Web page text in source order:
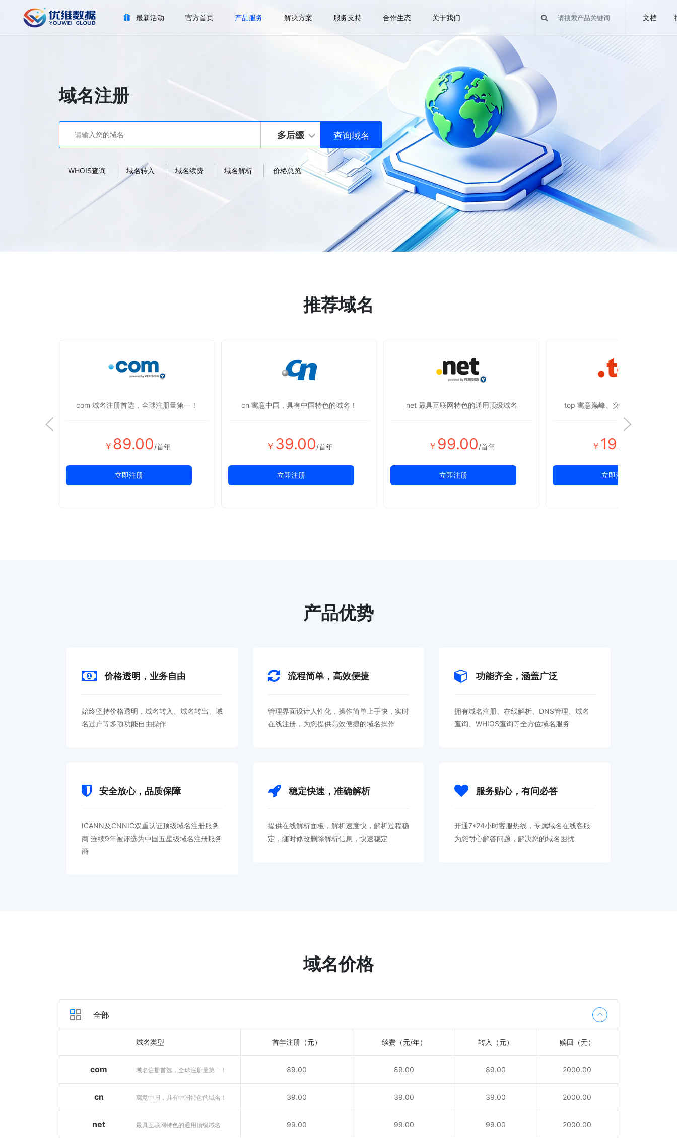
最新活动 官方首页 产品服务 解决方案 服务支持 合作生态 关于我们 文档
域名注册
多后缀
WHOIS查询 域名转入 域名续费 域名解析 价格总览
推荐域名
com 域名注册首选，全球注册量第一！
￥ 89.00/首年
立即注册
cn 寓意中国，具有中国特色的域名！
￥ 39.00/首年
立即注册
net 最具互联网特色的通用顶级域名
￥ 99.00/首年
立即注册
top 寓意巅峰、突破，彰显蒸蒸日
￥ 19.00
立即注册
产品优势
价格透明，业务自由
始终坚持价格透明，域名转入、域名转出、域
名过户等多项功能自由操作
流程简单，高效便捷
管理界面设计人性化，操作简单上手快，实时
在线注册，为您提供高效便捷的域名操作
功能齐全，涵盖广泛
拥有域名注册、在线解析、DNS管理、域名
查询、WHIOS查询等全方位域名服务
安全放心，品质保障
ICANN及CNNIC双重认证顶级域名注册服务
商 连续9年被评选为中国五星级域名注册服务
商
稳定快速，准确解析
提供在线解析面板，解析速度快，解析过程稳
定，随时修改删除解析信息，快速稳定
服务贴心，有问必答
开通7*24小时客服热线，专属域名在线客服
为您耐心解答问题，解决您的域名困扰
域名价格
全部
域名类型 首年注册（元） 续费（元/年） 转入（元） 赎回（元）
com 域名注册首选，全球注册量第一！ 89.00 89.00 89.00 2000.00
cn 寓意中国，具有中国特色的域名！ 39.00 39.00 39.00 2000.00
net 最具互联网特色的通用顶级域名 99.00 99.00 99.00 2000.00